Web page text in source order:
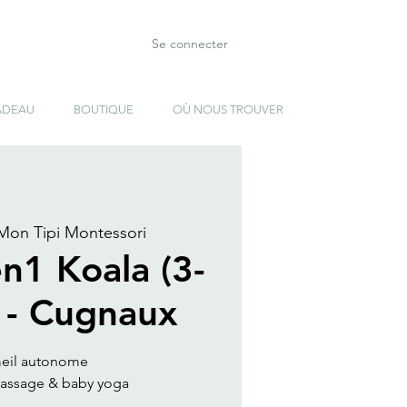
Se connecter
BOUTIQUE OÙ NOUS TROUVER
Tipi Montessori
Koala (3-
Cugnaux
autonome